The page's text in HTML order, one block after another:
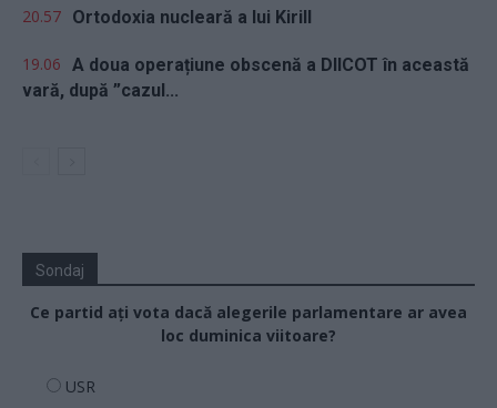
20.57 Ortodoxia nucleară a lui Kirill
19.06 A doua operațiune obscenă a DIICOT în această
vară, după ”cazul...
Sondaj
Ce partid ați vota dacă alegerile parlamentare ar avea
loc duminica viitoare?
USR